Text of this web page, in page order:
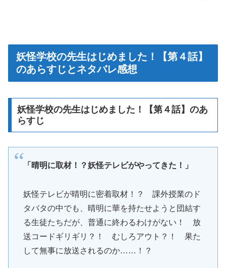
妖怪学校の先生はじめました！【第４話】
のあらすじとネタバレ感想
妖怪学校の先生はじめました！【第４話】のあ
らすじ
「晴明に取材！？妖怪テレビがやってきた！」
妖怪テレビが晴明に密着取材！？ 課外授業のド
タバタの中でも、晴明に華を持たせようと団結す
る生徒たちだが、普通に終わるわけがない！ 放
送コードギリギリ？！ むしろアウト？！ 果た
して無事に放送されるのか……！？